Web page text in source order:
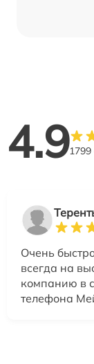
4.91799
Очень
всегда на
компанию в
телефона